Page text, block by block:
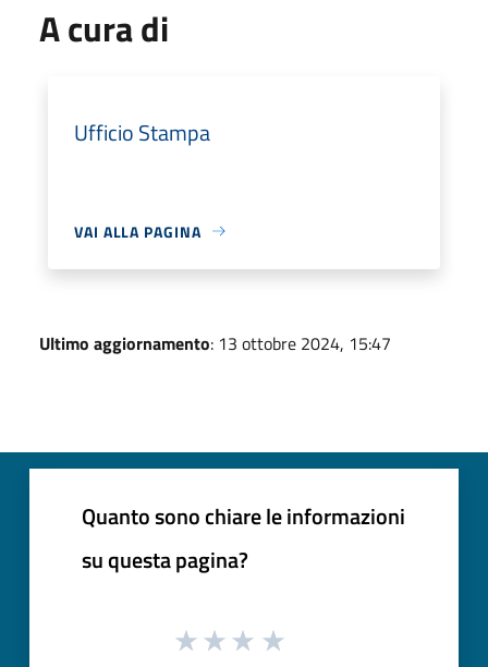
A cura di
Ufficio Stampa
VAI ALLA PAGINA
Ultimo aggiornamento: 13 ottobre 2024, 15:47
Quanto sono chiare le informazioni
su questa pagina?